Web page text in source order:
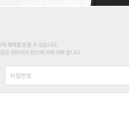
제재를 받을 수 있습니다.
은 관리자의 판단에 의해 삭제 합니다.